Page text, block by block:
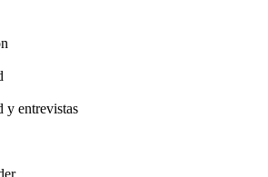
y entrevistas